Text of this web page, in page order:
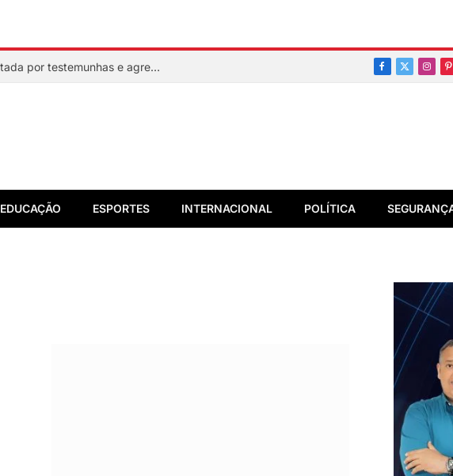
Mulher faz sinal de socorro, é resgatada por testemunhas e agressor acaba preso em flagrante
Facebook
X
EDUCAÇÃO ESPORTES INTERNACIONAL POLÍTICA